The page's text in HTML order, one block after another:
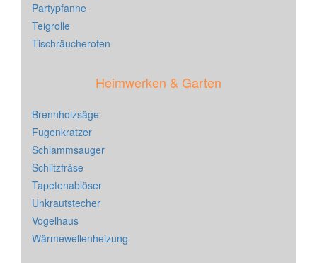
Partypfanne
Teigrolle
Tischräucherofen
Heimwerken & Garten
Brennholzsäge
Fugenkratzer
Schlammsauger
Schlitzfräse
Tapetenablöser
Unkrautstecher
Vogelhaus
Wärmewellenheizung